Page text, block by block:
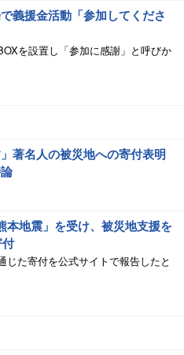
義援金活動「参加してくださ
を設置し「参加に感謝」と呼びか
著名人の被災地への寄付表明
本地震」を受け、被災地支援を
じた寄付を公式サイトで報告したと